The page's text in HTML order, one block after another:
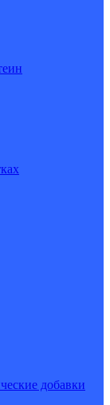
добавки